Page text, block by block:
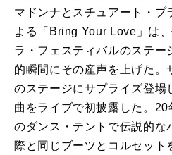
マドンナとスチュアート・プ
よる「Bring Your Love」は
ラ・フェスティバルのステー
的瞬間にその産声を上げた。
のステージにサプライズ登場
曲をライブで初披露した。
のダンス・テントで伝説的な
際と同じブーツとコルセット